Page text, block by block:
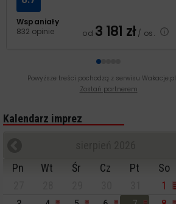
Wspaniały
832 opinie
od 3 181 zł/ os.
Powyższe treści pochodzą z serwisu Wakacje.pl
Zostań partnerem
Kalendarz imprez
Pn
Wt Śr Cz Pt So
1